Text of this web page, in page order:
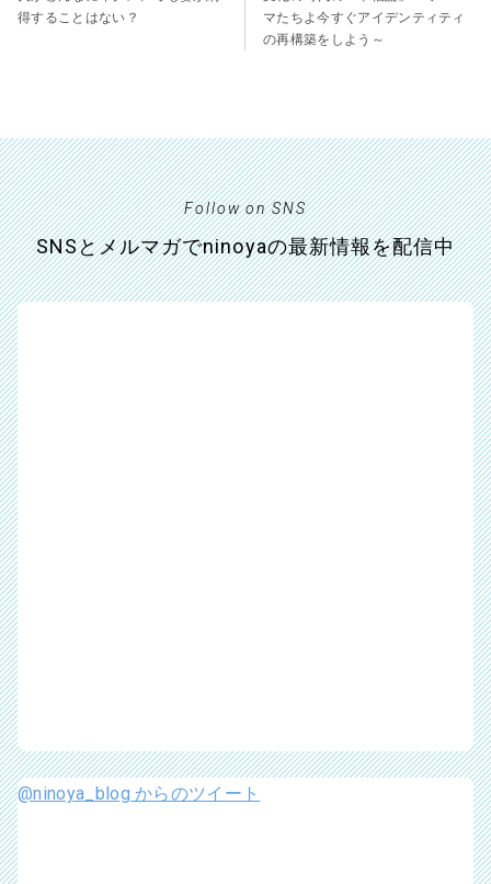
得することはない？
マたちよ今すぐアイデンティティ
の再構築をしよう～
Follow on SNS
SNSとメルマガでninoyaの最新情報を配信中
@ninoya_blog からのツイート